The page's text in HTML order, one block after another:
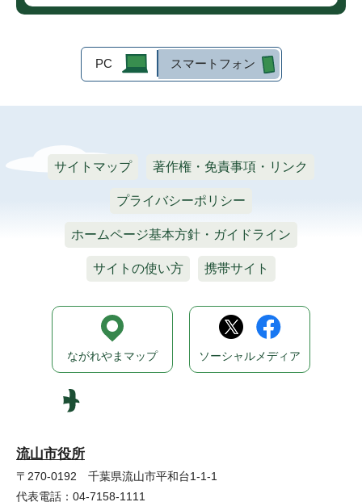
PC スマートフォン
サイトマップ 著作権・免責事項・リンク
プライバシーポリシー
ホームページ基本方針・ガイドライン
サイトの使い方 携帯サイト
流山市役所
〒270-0192 千葉県流山市平和台1-1-1
代表電話：04-7158-1111
ながれやまマップ ソーシャルメディア